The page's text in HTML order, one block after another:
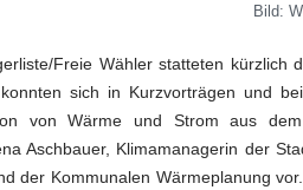
Bild:
Freie Wähler statteten kürzlich
sich in Kurzvorträgen und
von Wärme und Strom aus dem
Aschbauer, Klimamanagerin der
der Kommunalen Wärmeplanung